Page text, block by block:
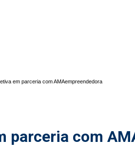
em parceria com AMAempreendedora
parceria com